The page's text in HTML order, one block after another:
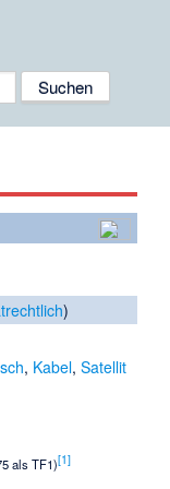
)
, Kabel, Satellit
als TF1)[1]